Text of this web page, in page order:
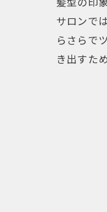
サロンで
らさらで
き出すた